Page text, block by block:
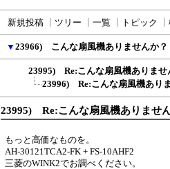
新規投稿 ツリー 一覧 トピック
▼ 23966) こんな扇風機ありませんか？
23995) Re:こんな扇風機ありませ
23996) Re:こんな扇風機あり
23995) Re:こんな扇風機ありませ
もっと高価なものを。
AH-30121TCA2-FK + FS-10AHF2
三菱のWINK2でお調べください。